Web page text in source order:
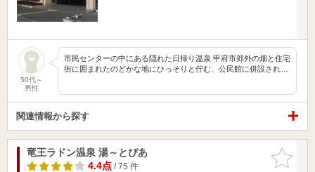
50代～
男性
市民センターの中にある隠れた日帰り温泉 甲府市郊外の畑と住宅
街に囲まれたのどかな地にひっそりと佇む、公民館に併設され…
関連情報から探す
お気に入
りに追加
竜王ラドン温泉 湯～とぴあ
4.4点/ 75 件